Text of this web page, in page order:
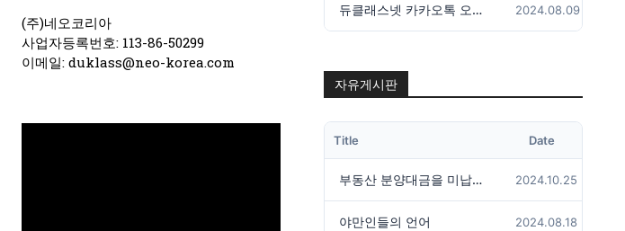
(주)네오코리아
사업자등록번호: 113-86-50299
이메일: duklass@neo-korea.com
듀클래스넷 카카오톡 오픈채팅 오픈 안내 2024.08.09
자유게시판
Title Date
부동산 분양대금을 미납하면 일어나는 일 2024.10.25
야만인들의 언어 2024.08.18